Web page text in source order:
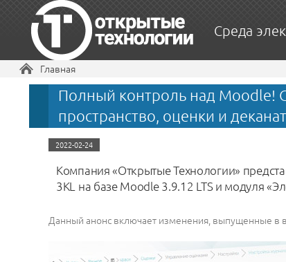
Среда
Вы здесь
Главная
Полный контроль над Moodle!
пространство, оценки и
2022-02-24
Компания «Открытые Технологии»
3KL на базе Moodle 3.9.12 LTS и модуля
Данный анонс включает изменения, выпущенные в